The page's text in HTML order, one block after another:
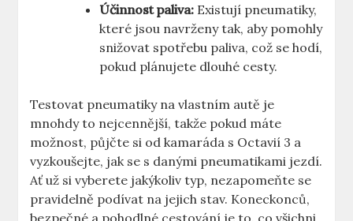
Účinnost paliva: Existují pneumatiky,
které jsou navrženy tak, aby pomohly
snižovat spotřebu paliva, což se hodí,
pokud plánujete dlouhé cesty.
Testovat pneumatiky na vlastním autě je
mnohdy to nejcennější, takže pokud máte
možnost, půjčte si od kamaráda s Octavií 3 a
vyzkoušejte, jak se s danými pneumatikami jezdí.
Ať už si vyberete jakýkoliv typ, nezapomeňte se
pravidelně podívat na jejich stav. Koneckonců,